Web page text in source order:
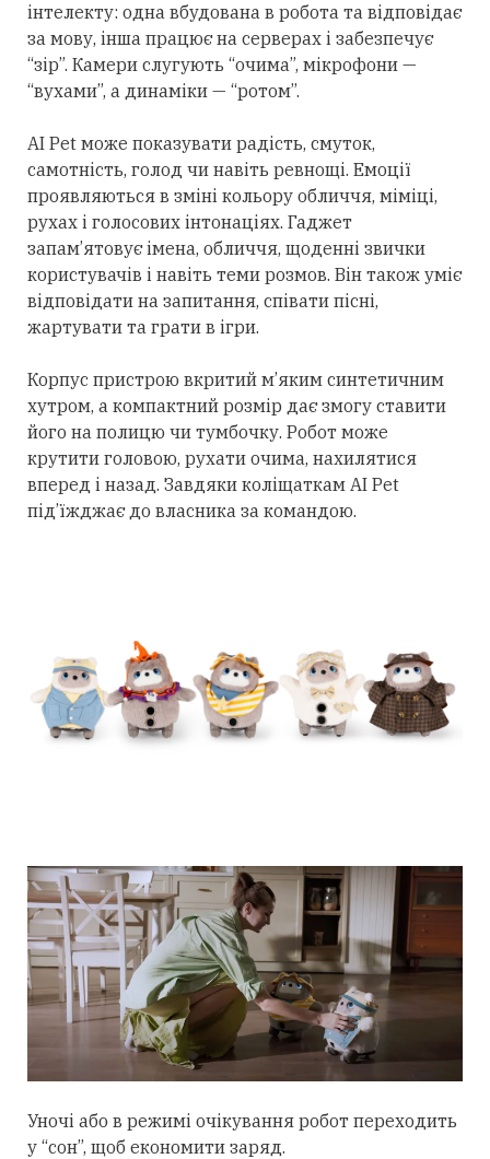
інтелекту: одна вбудована в робота та відповідає
за мову, інша працює на серверах і забезпечує
“зір”. Камери слугують “очима”, мікрофони —
“вухами”, а динаміки — “ротом”.
AI Pet може показувати радість, смуток,
самотність, голод чи навіть ревнощі. Емоції
проявляються в зміні кольору обличчя, міміці,
рухах і голосових інтонаціях. Гаджет
запам’ятовує імена, обличчя, щоденні звички
користувачів і навіть теми розмов. Він також уміє
відповідати на запитання, співати пісні,
жартувати та грати в ігри.
Корпус пристрою вкритий м’яким синтетичним
хутром, а компактний розмір дає змогу ставити
його на полицю чи тумбочку. Робот може
крутити головою, рухати очима, нахилятися
вперед і назад. Завдяки коліщаткам AI Pet
під’їжджає до власника за командою.
Уночі або в режимі очікування робот переходить
у “сон”, щоб економити заряд.